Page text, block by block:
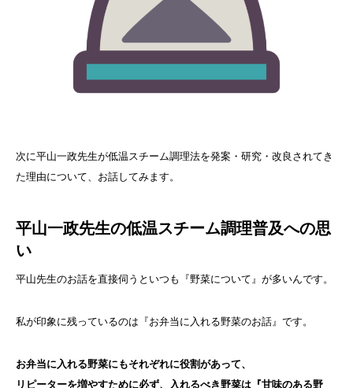
次に平山一政先生が低温スチーム調理法を発案・研究・改良されてき
た理由について、お話してみます。
平山一政先生の低温スチーム調理普及への思
い
平山先生のお話を直接伺うといつも『野菜について』が多いんです。
私が印象に残っているのは『お弁当に入れる野菜のお話』です。
お弁当に入れる野菜にもそれぞれに役割があって、
リピーターを増やすために必ず、入れるべき野菜は『甘味のある野